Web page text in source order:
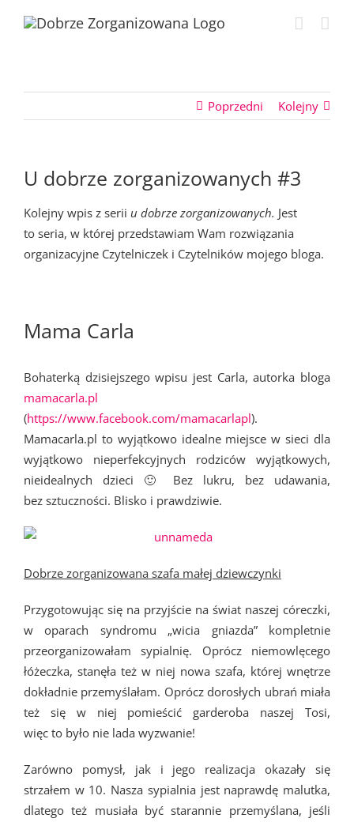
Poprzedni Kolejny
U dobrze zorganizowanych #3
Kolejny wpis z serii u dobrze zorganizowanych. Jest
to seria, w której przedstawiam Wam rozwiązania
organizacyjne Czytelniczek i Czytelników mojego bloga.
Mama Carla
Bohaterką dzisiejszego wpisu jest Carla, autorka bloga
mamacarla.pl
(https://www.facebook.com/mamacarlapl).
Mamacarla.pl to wyjątkowo idealne miejsce w sieci dla
wyjątkowo nieperfekcyjnych rodziców wyjątkowych,
nieidealnych dzieci 🙂 Bez lukru, bez udawania,
bez sztuczności. Blisko i prawdziwie.
Dobrze zorganizowana szafa małej dziewczynki
Przygotowując się na przyjście na świat naszej córeczki,
w oparach syndromu „wicia gniazda” kompletnie
przeorganizowałam sypialnię. Oprócz niemowlęcego
łóżeczka, stanęła też w niej nowa szafa, której wnętrze
dokładnie przemyślałam. Oprócz dorosłych ubrań miała
też się w niej pomieścić garderoba naszej Tosi,
więc to było nie lada wyzwanie!
Zarówno pomysł, jak i jego realizacja okazały się
strzałem w 10. Nasza sypialnia jest naprawdę malutka,
dlatego też musiała być starannie przemyślana, jeśli